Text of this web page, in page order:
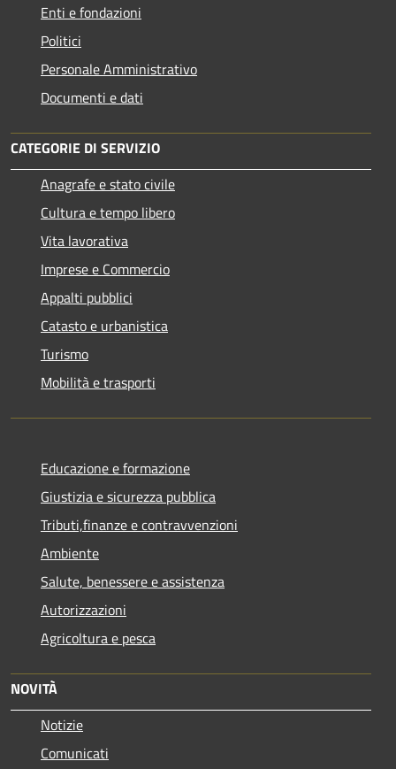
Enti e fondazioni
Politici
Personale Amministrativo
Documenti e dati
CATEGORIE DI SERVIZIO
Anagrafe e stato civile
Cultura e tempo libero
Vita lavorativa
Imprese e Commercio
Appalti pubblici
Catasto e urbanistica
Turismo
Mobilità e trasporti
Educazione e formazione
Giustizia e sicurezza pubblica
Tributi,finanze e contravvenzioni
Ambiente
Salute, benessere e assistenza
Autorizzazioni
Agricoltura e pesca
NOVITÀ
Notizie
Comunicati